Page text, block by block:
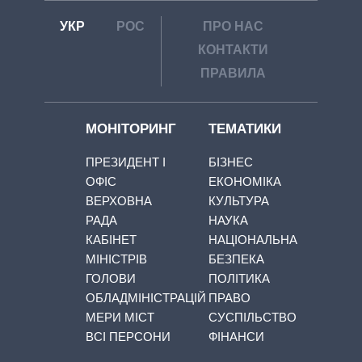
УКР РОС
ПРО НАС
КОНТАКТИ
ПРАВИЛА
МОНІТОРИНГ
ПРЕЗИДЕНТ І
ОФІС
ВЕРХОВНА
РАДА
КАБІНЕТ
МІНІСТРІВ
ГОЛОВИ
ОБЛАДМІНІСТРАЦІЙ
МЕРИ МІСТ
ВСІ ПЕРСОНИ
ТЕМАТИКИ
БІЗНЕС
ЕКОНОМІКА
КУЛЬТУРА
НАУКА
НАЦІОНАЛЬНА
БЕЗПЕКА
ПОЛІТИКА
ПРАВО
СУСПІЛЬСТВО
ФІНАНСИ